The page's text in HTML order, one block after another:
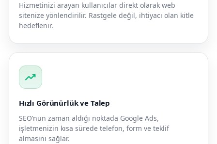
Hizmetinizi arayan kullanıcılar direkt olarak web
sitenize yönlendirilir. Rastgele değil, ihtiyacı olan kitle
hedeflenir.
trending_up
Hızlı Görünürlük ve Talep
SEO’nun zaman aldığı noktada Google Ads,
işletmenizin kısa sürede telefon, form ve teklif
almasını sağlar.